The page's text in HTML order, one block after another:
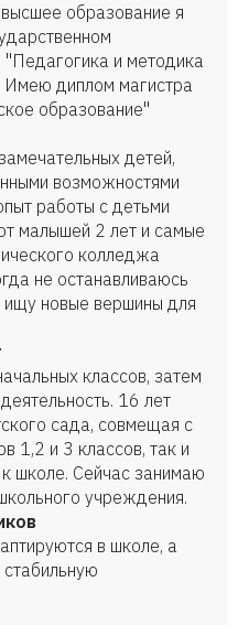
образование я
"Педагогика и методика
Имею диплом магистра
образование"
детей,
возможностями
работы с детьми
малышей 2 лет и самые
колледжа
не останавливаюсь
ищу новые вершины для
классов, затем
16 лет
сада, совмещая с
1,2 и 3 классов, так и
школе. Сейчас занимаю
учреждения.
в школе, а